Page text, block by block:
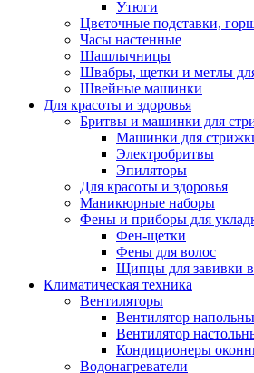
Утюги
Цветочные подставки,
Часы настенные
Шашлычницы
Швабры, щетки и метлы
Швейные машинки
Для красоты и здоровья
Бритвы и машинки для
Машинки для
Электробритвы
Эпиляторы
Для красоты и здоровья
Маникюрные наборы
Фены и приборы для
Фен-щетки
Фены для волос
Щипцы для завивки
Климатическая техника
Вентиляторы
Вентилятор
Вентилятор
Кондиционеры
Водонагреватели